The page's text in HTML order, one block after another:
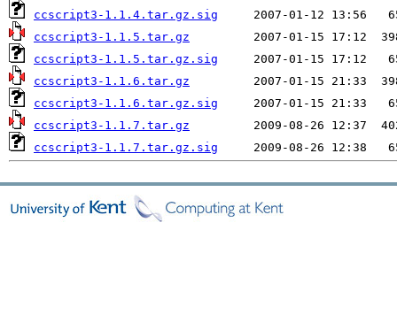
ccscript3-1.1.4.tar.gz.sig
ccscript3-1.1.5.tar.gz
ccscript3-1.1.5.tar.gz.sig
ccscript3-1.1.6.tar.gz
ccscript3-1.1.6.tar.gz.sig
ccscript3-1.1.7.tar.gz
ccscript3-1.1.7.tar.gz.sig